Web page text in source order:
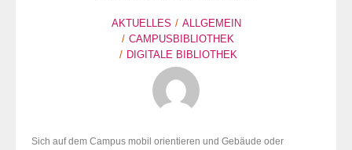
AKTUELLES
ALLGEMEIN
CAMPUSBIBLIOTHEK
DIGITALE BIBLIOTHEK
Sich auf dem Campus mobil orientieren und Gebäude oder